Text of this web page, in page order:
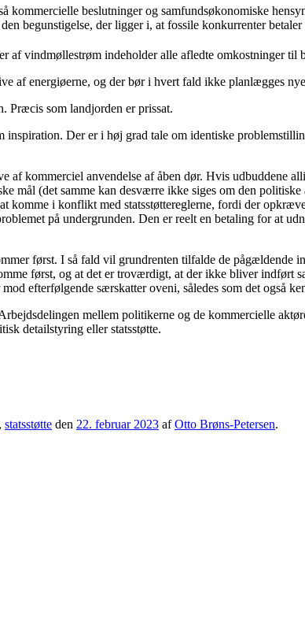
beslutninger og samfundsøkonomiske
begunstigelse, der ligger i, at fossile konkurrenter
vindmøllestrøm indeholder alle afledte omkostninger til
af energiøerne, og der bør i hvert fald ikke planlægges
Præcis som landjorden er prissat.
Der er i høj grad tale om identiske
kommerciel anvendelse af åben dør. Hvis udbuddene
mål (det samme kan desværre ikke siges om den
i konflikt med statsstøttereglerne, fordi der
på undergrunden. Den er reelt en betaling for at
først. I så fald vil grundrenten tilfalde de pågældende
først, og at det er troværdigt, at der ikke bliver indført
efterfølgende særskatter oveni, således som det også
mellem politikerne og de kommercielle
detailstyring eller statsstøtte.
, statsstøtte den 22. februar 2023 afOtto Brøns-Petersen.